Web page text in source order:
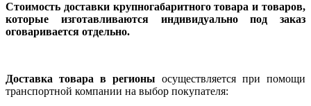
Стоимость доставки крупногабаритного товара и товаров,
которые изготавливаются индивидуально под заказ
оговаривается отдельно.
Доставка товара в регионы осуществляется при помощи
транспортной компании на выбор покупателя: